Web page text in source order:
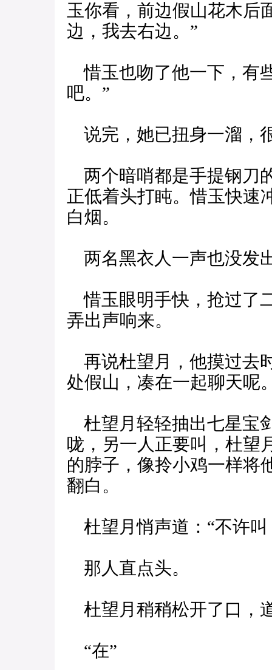
玉你看，前边假山花木后
边，我去右边。”
惜玉也吻了他一下，有
吧。”
说完，她已扭身一溜，
两个暗哨都是手提钢刀
正低着头打盹。惜玉快速
白烟。
两名黑衣人一声也没发
惜玉眼明手快，抢过了
弄出声响来。
再说杜望月，他摸过去
处假山，凑在一起聊天呢
杜望月轻轻抽出七星宝
咙，另一人正要叫，杜望
的脖子，像拎小鸡一样将
翻白。
杜望月悄声道：“不许叫
那人直点头。
杜望月稍稍松开了口，
“在”